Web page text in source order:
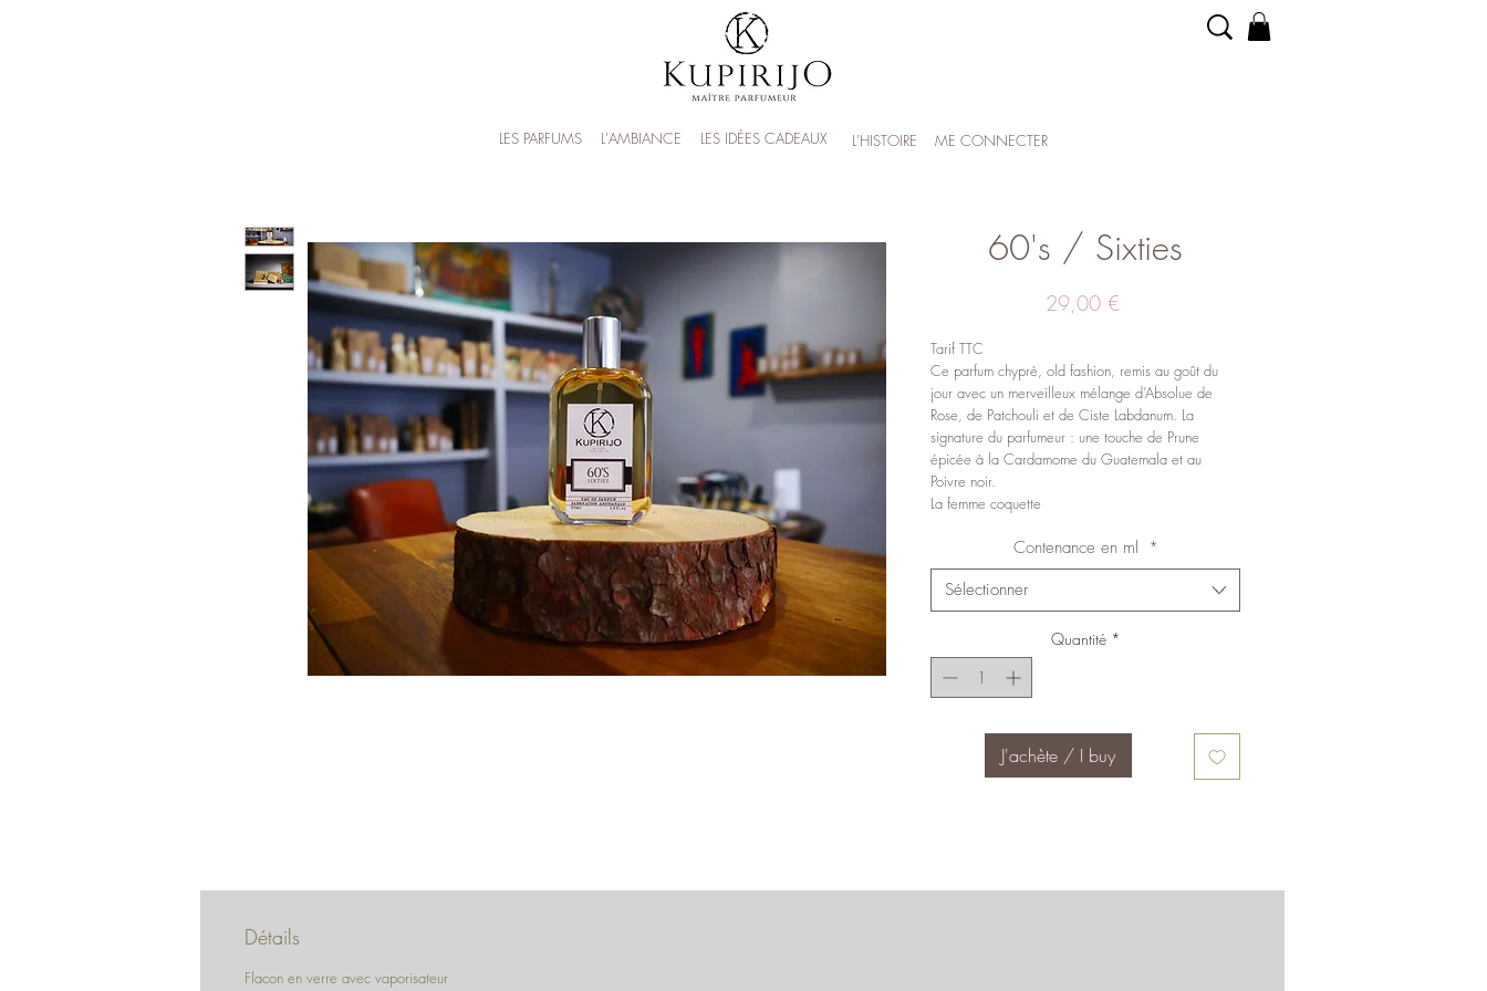
LES PARFUMS L'AMBIANCE LES IDÉES CADEAUX L'HISTOIRE ME CONNECTER
60's / Sixties
29,00 €Prix
Tarif TTC
Ce parfum chypré, old fashion, remis au goût du
jour avec un merveilleux mélange d’Absolue de
Rose, de Patchouli et de Ciste Labdanum. La
signature du parfumeur : une touche de Prune
épicée à la Cardamome du Guatemala et au
Poivre noir.
La femme coquette
Contenance en ml *
Sélectionner
Quantité *
J'achète / I buy
Détails
Flacon en verre avec vaporisateur